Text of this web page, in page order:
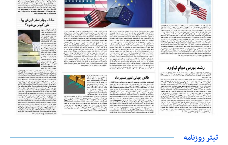
تیتر روزنامه